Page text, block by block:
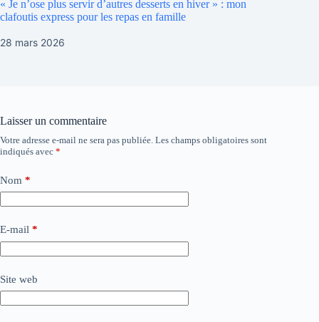
« Je n’ose plus servir d’autres desserts en hiver » : mon
clafoutis express pour les repas en famille
28 mars 2026
Laisser un commentaire
Votre adresse e-mail ne sera pas publiée. Les champs obligatoires sont
indiqués avec *
Nom *
E-mail *
Site web